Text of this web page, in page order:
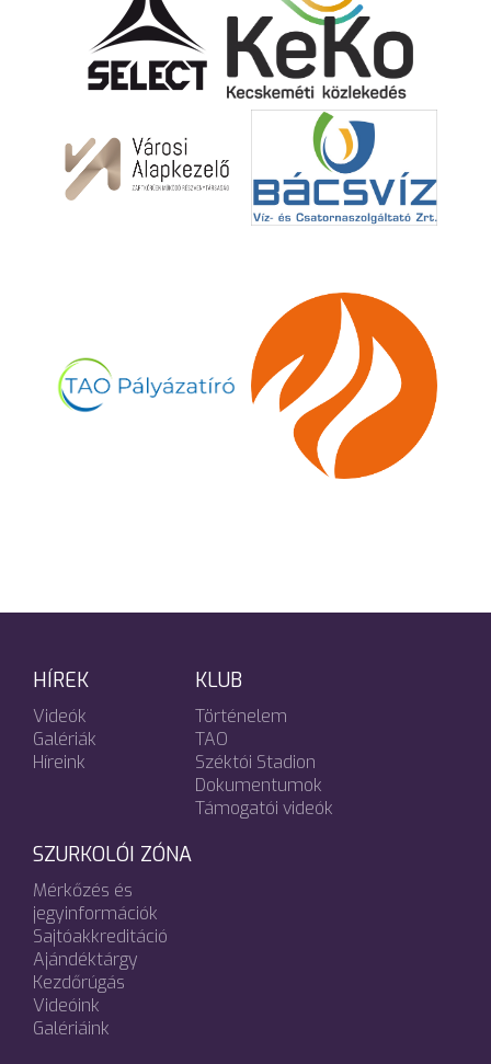
HÍREK
Videók
Galériák
Híreink
KLUB
Történelem
TAO
Széktói Stadion
Dokumentumok
Támogatói videók
SZURKOLÓI ZÓNA
Mérkőzés és
jegyinformációk
Sajtóakkreditáció
Ajándéktárgy
Kezdőrúgás
Videóink
Galériáink